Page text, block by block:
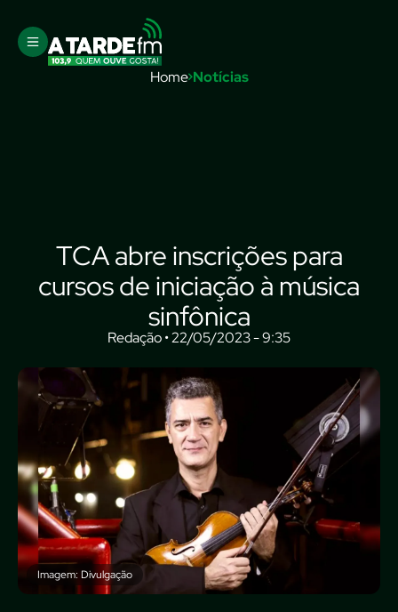
Home Notícias
TCA abre inscrições para
cursos de iniciação à música
sinfônica
Redação • 22/05/2023 - 9:35
Imagem: Divulgação